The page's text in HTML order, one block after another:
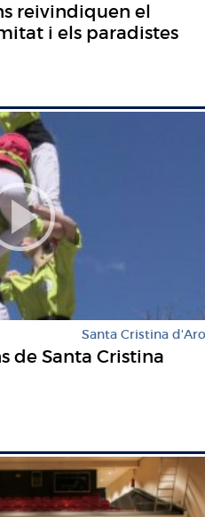
reivindiquen el
i els paradistes
Santa Cristina d'Aro
de Santa Cristina